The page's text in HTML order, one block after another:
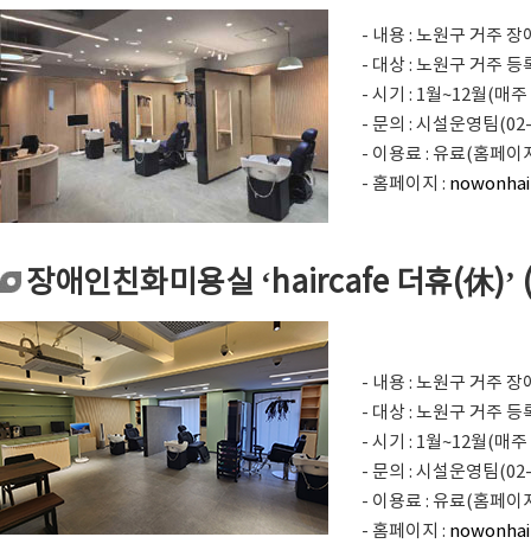
- 내용 : 노원구 거주
- 대상 : 노원구 거주 등
- 시기 : 1월~12월(매
- 문의 : 시설운영팀
- 이용료 : 유료(홈페이
- 홈페이지 :
장애인친화미용실 ‘haircafe 더휴(休)’
- 내용 : 노원구 거주
- 대상 : 노원구 거주 등
- 시기 : 1월~12월(매
- 문의 : 시설운영팀
- 이용료 : 유료(홈페이
- 홈페이지 :